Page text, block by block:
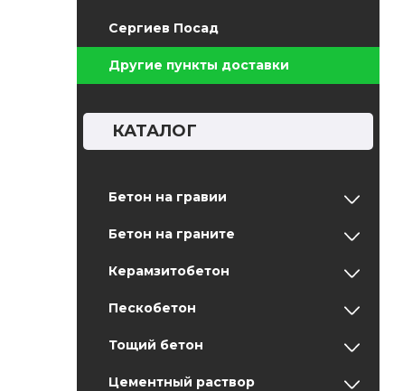
Сергиев Посад
Другие пункты доставки
КАТАЛОГ
Бетон на гравии
Бетон на граните
Керамзитобетон
Пескобетон
Тощий бетон
Цементный раствор